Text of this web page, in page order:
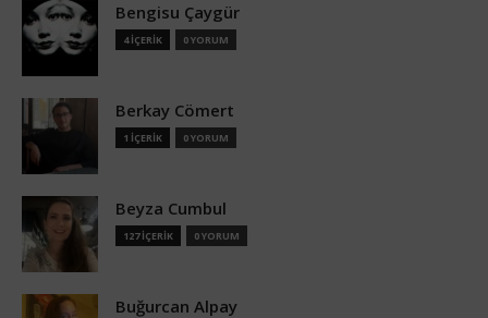
Bengisu Çaygür
4 İÇERİK 0 YORUM
Berkay Cömert
1 İÇERİK 0 YORUM
Beyza Cumbul
127 İÇERİK 0 YORUM
Buğurcan Alpay